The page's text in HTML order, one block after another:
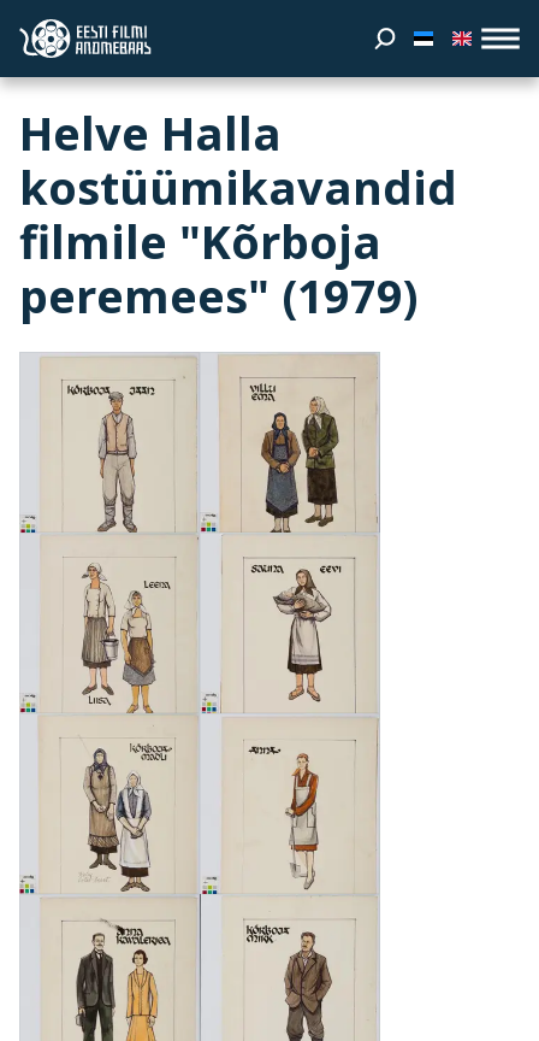
Helve Halla
kostüümikavandid
filmile "Kõrboja
peremees" (1979)